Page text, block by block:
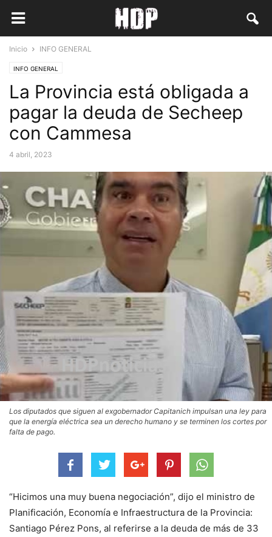
Inicio INFO GENERAL
INFO GENERAL
La Provincia está obligada a
pagar la deuda de Secheep
con Cammesa
4 abril, 2023
Los diputados que siguen al exgobernador Capitanich impulsan una ley para
que la energía eléctrica sea un derecho humano y se terminen los cortes por
falta de pago.
“Hicimos una muy buena negociación”, dijo el ministro de
Planificación, Economía e Infraestructura de la Provincia:
Santiago Pérez Pons, al referirse a la deuda de más de 33